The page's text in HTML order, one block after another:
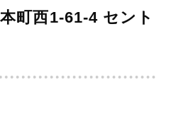
町西1-61-4 セント